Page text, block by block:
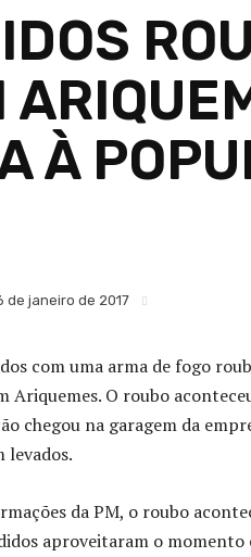
À
de janeiro de 2017
com uma arma de fogo
Ariquemes. O roubo
chegou na garagem da
levados.
da PM, o roubo
aproveitaram o